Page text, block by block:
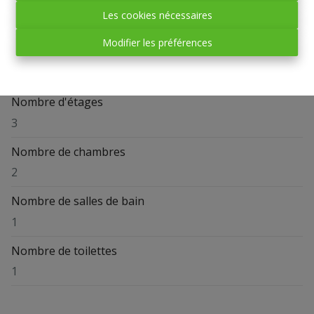
Les cookies nécessaires
Modifier les préférences
Général
Adresse
Nombre d'étages
3
Nombre de chambres
2
Nombre de salles de bain
1
Nombre de toilettes
1